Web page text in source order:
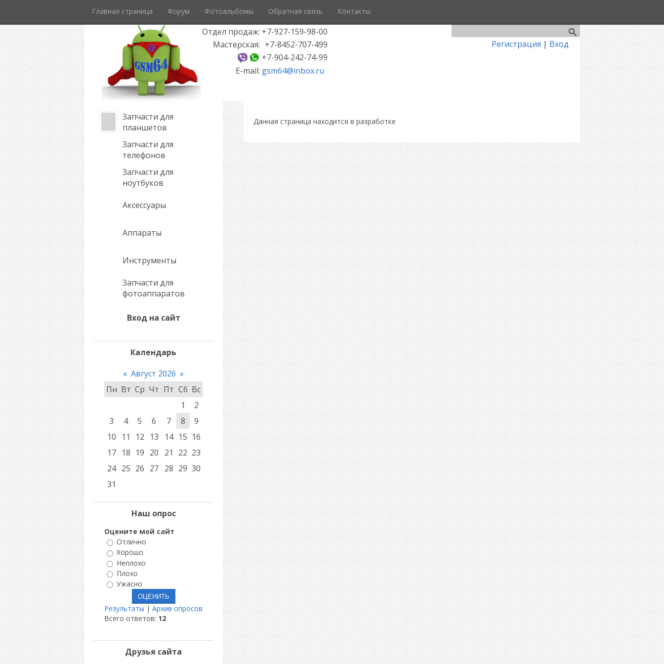
Главная страница Форум Фотоальбомы Обратная связь Контакты
Регистрация | Вход
Отдел продаж: +7-927-159-98-00
Мастерская: +7-8452-707-499
+7-904-242-74-99
E-mail: gsm64@inbox.ru
Данная страница находится в разработке
Запчасти для
планшетов
Запчасти для
телефонов
Запчасти для
ноутбуков
Аксессуары
Аппараты
Инструменты
Запчасти для
фотоаппаратов
Вход на сайт
Календарь
« Август 2026 »
Пн Вт Ср Чт Пт Сб Вс
1
2
3
4 5 6 7 8
9
10
11 12 13 14 15 16
17
18 19 20 21 22 23
24 25 26 27 28 29 30
31
Наш опрос
Оцените мой сайт
Отлично
Хорошо
Неплохо
Плохо
Ужасно
Результаты | Архив опросов
Всего ответов: 12
Друзья сайта